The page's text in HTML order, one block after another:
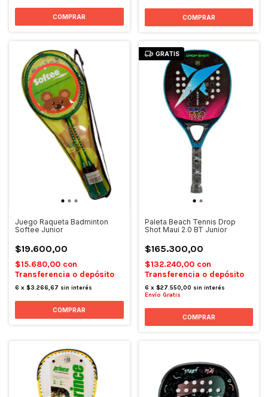
Juego Raqueta Badminton
Softee Junior
$19.600,00
$15.680,00 con
Transferencia o depósito
6 x $3.266,67 sin interés
GRATIS
Paleta Beach Tennis Drop
Shot Maui 2.0 BT Junior
$165.300,00
$132.240,00 con
Transferencia o depósito
6 x $27.550,00 sin interés
Envío Gratis